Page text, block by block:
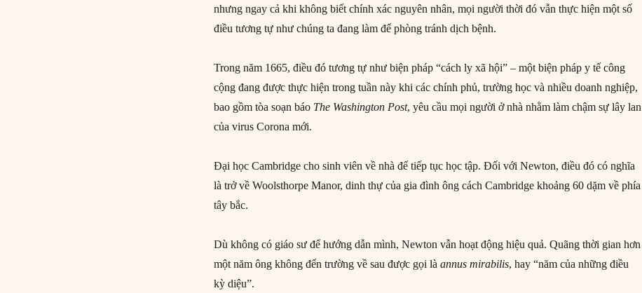
nhưng ngay cả khi không biết chính xác nguyên nhân, mọi người thời đó vẫn thực hiện một số
điều tương tự như chúng ta đang làm để phòng tránh dịch bệnh.
Trong năm 1665, điều đó tương tự như biện pháp “cách ly xã hội” – một biện pháp y tế công
cộng đang được thực hiện trong tuần này khi các chính phủ, trường học và nhiều doanh nghiệp,
bao gồm tòa soạn báo The Washington Post, yêu cầu mọi người ở nhà nhằm làm chậm sự lây lan
của virus Corona mới.
Đại học Cambridge cho sinh viên về nhà để tiếp tục học tập. Đối với Newton, điều đó có nghĩa
là trở về Woolsthorpe Manor, dinh thự của gia đình ông cách Cambridge khoảng 60 dặm về phía
tây bắc.
Dù không có giáo sư để hướng dẫn mình, Newton vẫn hoạt động hiệu quả. Quãng thời gian hơn
một năm ông không đến trường về sau được gọi làannus mirabilis, hay “năm của những điều
kỳ diệu”.